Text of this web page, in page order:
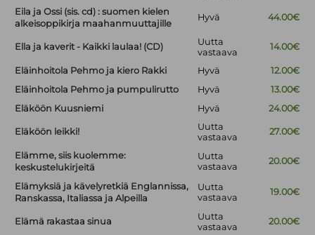
Eila ja Ossi (sis. cd) : suomen kielen
alkeisoppikirja maahanmuuttajille
Hyvä 44.00€
Ella ja kaverit - Kaikki laulaa! (CD)
Uutta
vastaava
14.00€
Eläinhoitola Pehmo ja kiero Rakki Hyvä
12.00€
Eläinhoitola Pehmo ja pumpulirutto
Hyvä
13.00€
Eläköön Kuusniemi
Hyvä 24.00€
Eläköön leikki!
Uutta
vastaava
27.00€
Elämme, siis kuolemme:
keskustelukirjeitä
Uutta
vastaava
20.00€
Elämyksiä ja kävelyretkiä Englannissa,
Ranskassa, Italiassa ja Alpeilla
Uutta
vastaava
19.00€
Elämä rakastaa sinua
Uutta
vastaava
20.00€